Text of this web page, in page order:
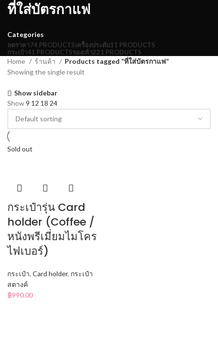
ที่ใส่บัตรกาแฟ
Categories
ลดราคา74 PRODUCTSเครื่องประดับ11 PRODUCTS
กระเป๋า41 PRODUCTSรองเท้า221 PRODUCTS
Home ร้านค้า
Products tagged “ที่ใส่บัตรกาแฟ”
Showing the single result
Show sidebar
Show9 12 18 24
Sold out
กระเป๋ารุ่น Card
holder (Coffee /
หนังพรีเมี่ยมไมโคร
ไฟเบอร์)
กระเป๋า, Card holder, กระเป๋า
สตางค์
฿990.00